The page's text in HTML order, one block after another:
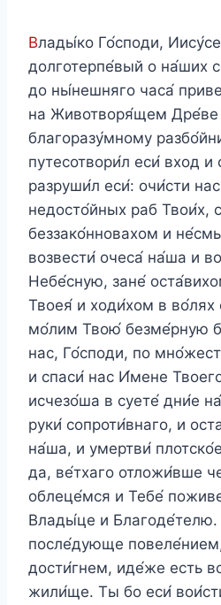
Влады́ко Го́споди,
долготерпе́вый о на́ших
до ны́нешняго часа́
на Животворя́щем Дре́ве
благоразу́мному
путесотвори́л еси́ вход
разруши́л еси́: очи́сти
недосто́йных раб Твои́х,
беззако́нновахом и
возвести́ очеса́ на́ша и
Небе́сную, зане́
Твоея́ и ходи́хом в
мо́лим Твою́ безме́рную
нас, Го́споди, по
и спаси́ нас И́мене
исчезо́ша в суете́ дни́е
руки́ сопроти́внаго, и
на́ша, и умертви́
да, ве́тхаго отложи́вше
облеце́мся и Тебе́
Влады́це и
после́дующе
дости́гнем, иде́же есть
жили́ще. Ты бо еси́